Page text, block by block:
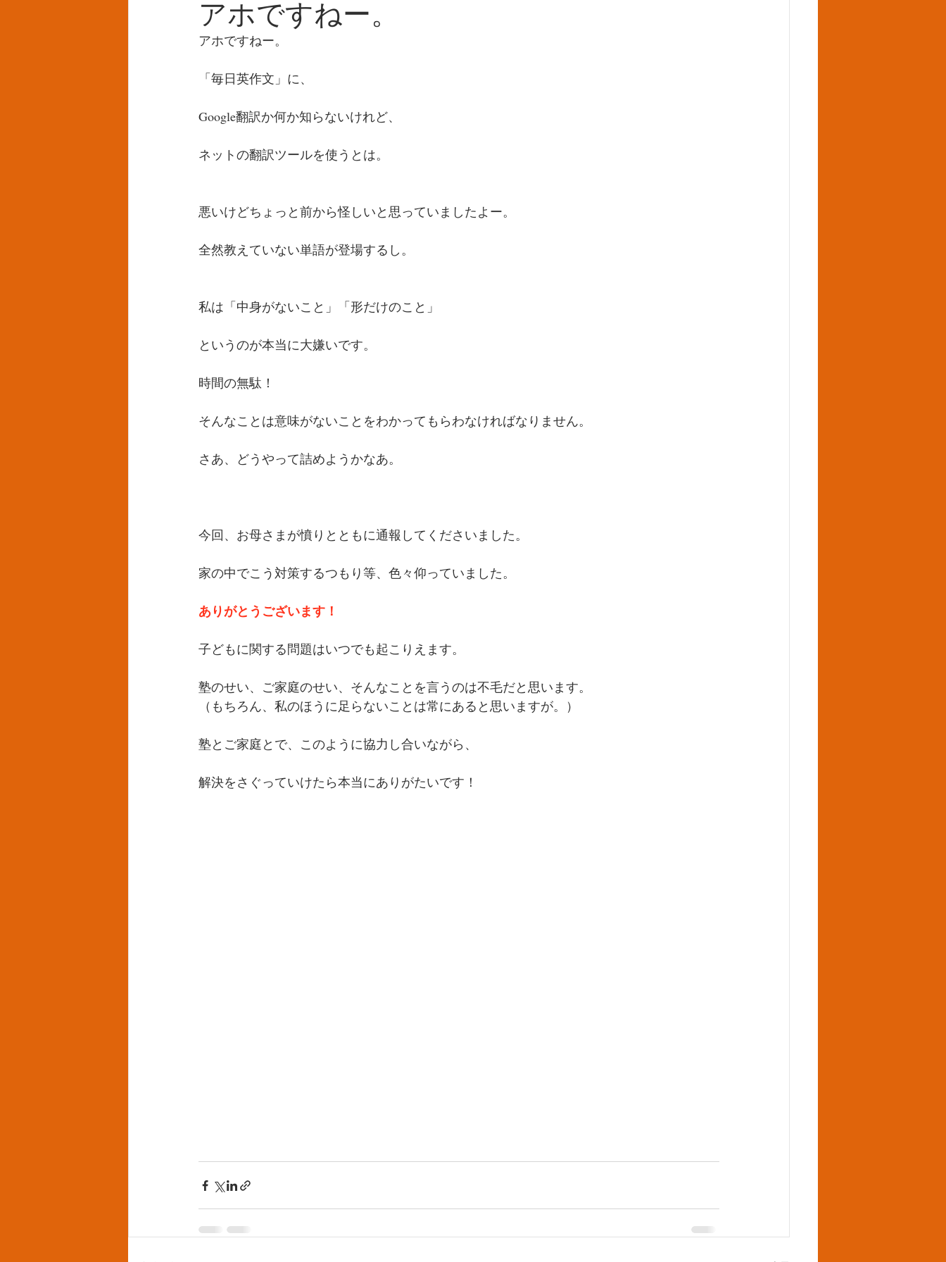
アホですねー。
アホですねー。
「毎日英作文」に、
Google翻訳か何か知らないけれど、
ネットの翻訳ツールを使うとは。
悪いけどちょっと前から怪しいと思っていましたよー。
全然教えていない単語が登場するし。
私は「中身がないこと」「形だけのこと」
というのが本当に大嫌いです。
時間の無駄！
そんなことは意味がないことをわかってもらわなければなりません。
さあ、どうやって詰めようかなあ。
今回、お母さまが憤りとともに通報してくださいました。
家の中でこう対策するつもり等、色々仰っていました。
ありがとうございます！
子どもに関する問題はいつでも起こりえます。
塾のせい、ご家庭のせい、そんなことを言うのは不毛だと思います。
（もちろん、私のほうに足らないことは常にあると思いますが。）
塾とご家庭とで、このように協力し合いながら、
解決をさぐっていけたら本当にありがたいです！